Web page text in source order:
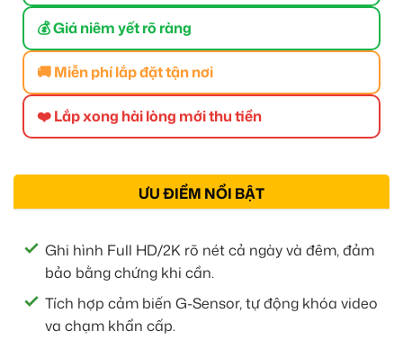
💰 Giá niêm yết rõ ràng
🚚 Miễn phí lắp đặt tận nơi
❤️ Lắp xong hài lòng mới thu tiền
ƯU ĐIỂM NỔI BẬT
Ghi hình Full HD/2K rõ nét cả ngày và đêm, đảm
bảo bằng chứng khi cần.
Tích hợp cảm biến G-Sensor, tự động khóa video
va chạm khẩn cấp.